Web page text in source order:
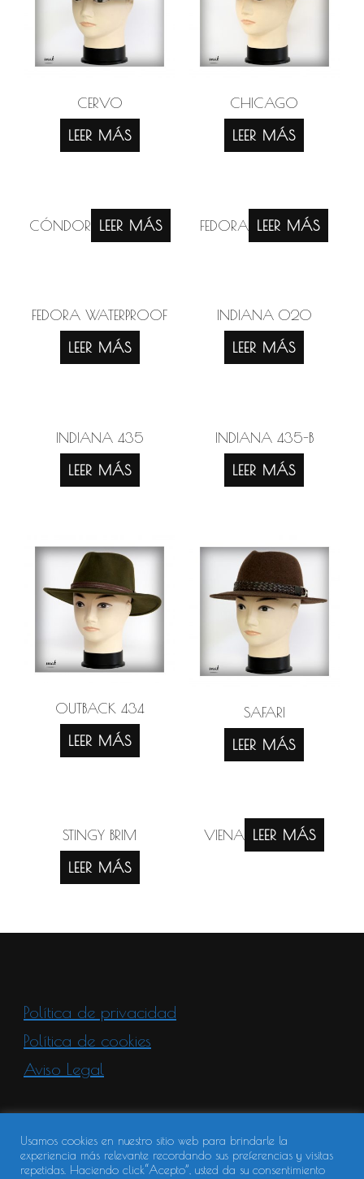
CERVO
LEER MÁS
CHICAGO
LEER MÁS
CÓNDOR LEER MÁS FEDORA LEER MÁS
FEDORA WATERPROOF
LEER MÁS
INDIANA 020
LEER MÁS
INDIANA 435
LEER MÁS
INDIANA 435-B
LEER MÁS
OUTBACK 434
LEER MÁS
SAFARI
LEER MÁS
STINGY BRIM
LEER MÁS
VIENA LEER MÁS
Política de privacidad
Política de cookies
Aviso Legal
© Copyright Mario Alberto Textil | Vilva |
Usamos cookies en nuestro sitio web para brindarle la
experiencia más relevante recordando sus preferencias y visitas
repetidas. Haciendo click“Acepto”, usted da su consentimiento